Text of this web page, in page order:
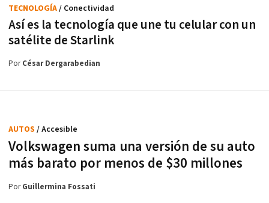
Así es la tecnología que une tu celular con un
satélite de Starlink
TECNOLOGÍA/ Conectividad
PorCésar Dergarabedian
Volkswagen suma una versión de su auto
más barato por menos de $30 millones
AUTOS / Accesible
PorGuillermina Fossati